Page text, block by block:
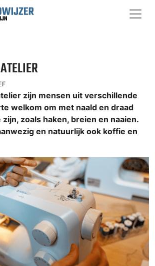
zijn mensen uit verschillende
welkom om met naald en draad
zoals haken, breien en naaien.
en natuurlijk ook koffie en